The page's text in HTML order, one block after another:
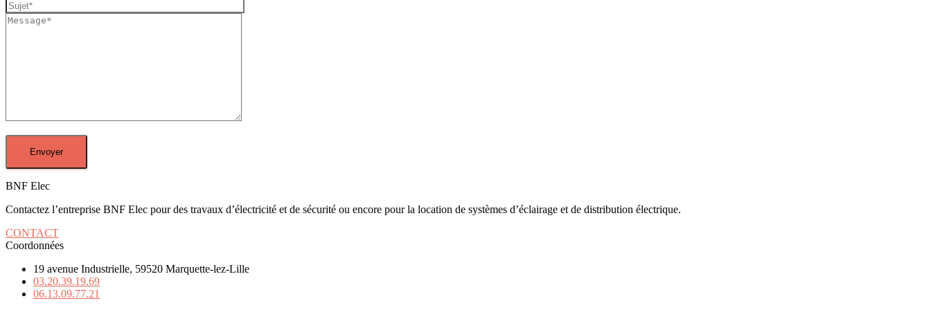
BNF Elec
Contactez l’entreprise BNF Elec pour des travaux d’électricité et de sécurité ou encore pour la location de systèmes d’éclairage et de distribution électrique.
CONTACT
Coordonnées
19 avenue Industrielle, 59520 Marquette-lez-Lille
03.20.39.19.69
06.13.09.77.21